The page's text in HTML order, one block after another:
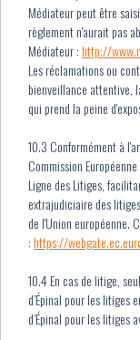
Médiateur peut être
règlement n'aurait pas
Médiateur :http://
Les réclamations ou
bienveillance attentive,
qui prend la peine
10.3 Conformément à
Commission
Ligne des Litiges,
extrajudiciaire des
de l'Union européenne.
:https://
10.4 En cas de litige,
d’Épinal pour les litiges
d’Épinal pour les litiges